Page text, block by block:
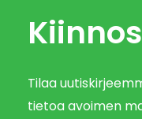
Tilaa
tietoa avoimen